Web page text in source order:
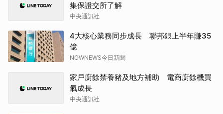
集保證交所了解
中央通訊社
4大核心業務同步成長 聯邦銀上半年賺35
億
NOWNEWS今日新聞
家戶廚餘禁養豬及地方補助 電商廚餘機買
氣成長
中央通訊社